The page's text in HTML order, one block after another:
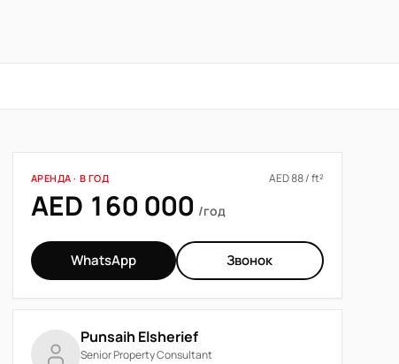
АРЕНДА · В ГОД AED 88 / ft²
AED 160 000 /год
WhatsApp Звонок
Punsaih Elsherief
Senior Property Consultant